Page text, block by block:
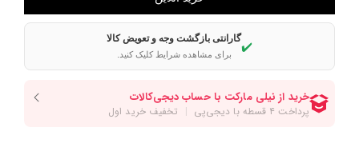
✔️
گارانتی بازگشت وجه و تعویض کالا
برای مشاهده شرایط کلیک کنید.